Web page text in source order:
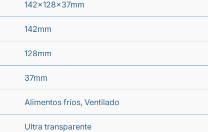
142x128x37mm
142mm
128mm
37mm
Alimentos fríos, Ventilado
Ultra transparente